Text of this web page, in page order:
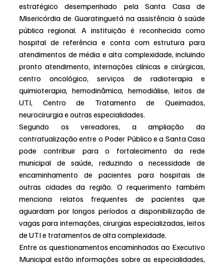
estratégico desempenhado pela Santa Casa de
Misericórdia de Guaratinguetá na assistência à saúde
pública regional. A instituição é reconhecida como
hospital de referência e conta com estrutura para
atendimentos de média e alta complexidade, incluindo
pronto atendimento, internações clínicas e cirúrgicas,
centro oncológico, serviços de radioterapia e
quimioterapia, hemodinâmica, hemodiálise, leitos de
UTI, Centro de Tratamento de Queimados,
neurocirurgia e outras especialidades.
Segundo os vereadores, a ampliação da
contratualização entre o Poder Público e a Santa Casa
pode contribuir para o fortalecimento da rede
municipal de saúde, reduzindo a necessidade de
encaminhamento de pacientes para hospitais de
outras cidades da região. O requerimento também
menciona relatos frequentes de pacientes que
aguardam por longos períodos a disponibilização de
vagas para internações, cirurgias especializadas, leitos
de UTI e tratamentos de alta complexidade.
Entre os questionamentos encaminhados ao Executivo
Municipal estão informações sobre as especialidades,